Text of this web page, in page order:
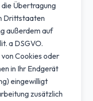
die Übertragung
Drittstaaten
außerdem auf
a DSGVO.
von Cookies oder
in Ihr Endgerät
eingewilligt
zusätzlich